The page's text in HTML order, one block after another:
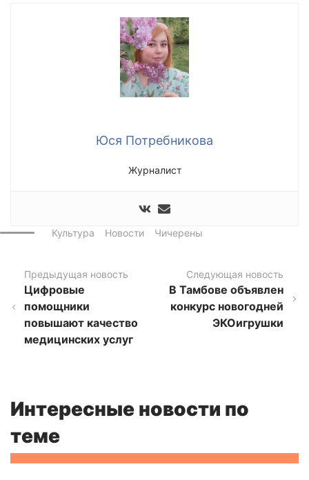
Юся Потребникова
Журналист
Культура Новости Чичерены
Предыдущая новость
Цифровые
помощники
повышают качество
медицинских услуг
Следующая новость
В Тамбове объявлен
конкурс новогодней
ЭКОигрушки
Интересные новости по
теме